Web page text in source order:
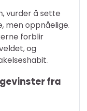
vurder å sette
men oppnåelige.
forblir
og
fra